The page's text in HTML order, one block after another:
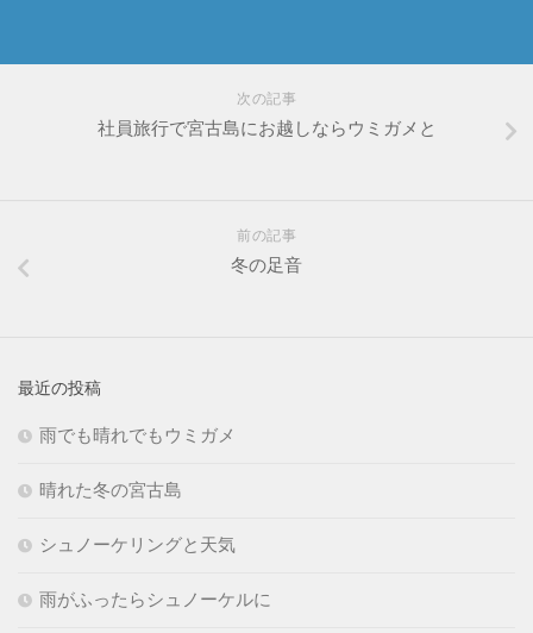
次の記事
社員旅行で宮古島にお越しならウミガメと
前の記事
冬の足音
最近の投稿
雨でも晴れでもウミガメ
晴れた冬の宮古島
シュノーケリングと天気
雨がふったらシュノーケルに